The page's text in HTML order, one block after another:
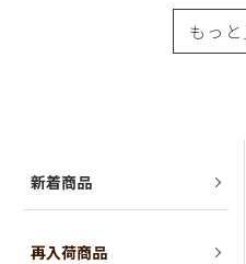
もっと
新着商品
再入荷商品